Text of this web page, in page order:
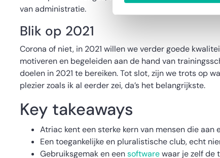
van administratie.
Blik op 2021
Corona of niet, in 2021 willen we verder goede
motiveren en begeleiden aan de hand van
doelen in 2021 te bereiken. Tot slot, zijn we trots op
plezier zoals ik al eerder zei, da’s het belangrijkste.
Key takeaways
Atriac kent een sterke kern van mensen die
Een toegankelijke en pluralistische club, echt
Gebruiksgemak en eensoftwarewaar je zelf de